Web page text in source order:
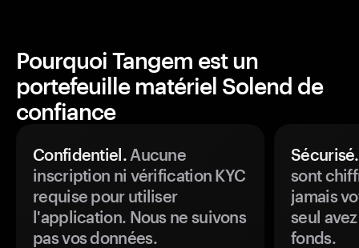
Pourquoi Tangem est un
portefeuille matériel Solend de
confiance
Confidentiel.Aucune
inscription ni vérification KYC
requise pour utiliser
l'application. Nous ne suivons
pas vos données.
Sécurisé.
sont
jamais
seul
fonds.